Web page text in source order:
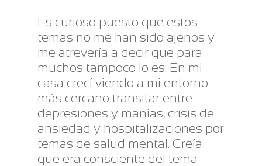
Es curioso puesto que estos
temas no me han sido ajenos y
me atrevería a decir que para
muchos tampoco lo es. En mi
casa crecí viendo a mi entorno
más cercano transitar entre
depresiones y manías, crisis de
ansiedad y hospitalizaciones por
temas de salud mental. Creía
que era consciente del tema